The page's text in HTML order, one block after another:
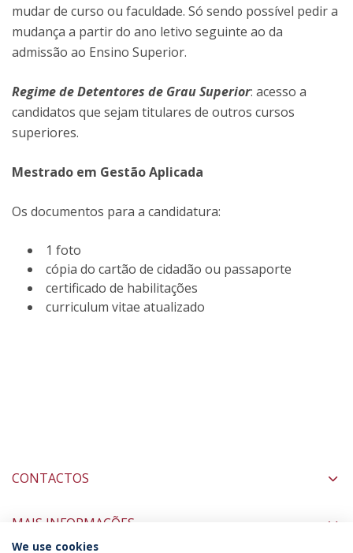
mudar de curso ou faculdade. Só sendo possível pedir a
mudança a partir do ano letivo seguinte ao da
admissão ao Ensino Superior.
Regime de Detentores de Grau Superior: acesso a
candidatos que sejam titulares de outros cursos
superiores.
​Mestrado em Gestão Aplicada
Os documentos para a candidatura:
1 foto
cópia do cartão de cidadão ou passaporte
certificado de habilitações
curriculum vitae atualizado
CONTACTOS
MAIS INFORMAÇÕES
We use cookies